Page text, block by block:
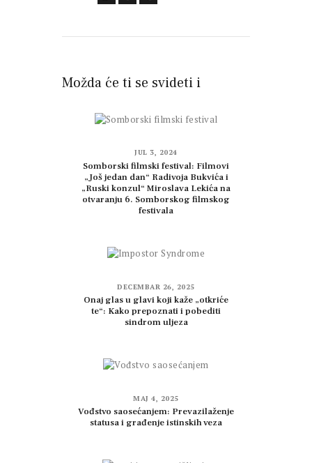
Možda će ti se svideti i
JUL 3, 2024
Somborski filmski festival: Filmovi
„Još jedan dan“ Radivoja Bukvića i
„Ruski konzul“ Miroslava Lekića na
otvaranju 6. Somborskog filmskog
festivala
DECEMBAR 26, 2025
Onaj glas u glavi koji kaže „otkriće
te“: Kako prepoznati i pobediti
sindrom uljeza
MAJ 4, 2025
Vođstvo saosećanjem: Prevazilaženje
statusa i građenje istinskih veza